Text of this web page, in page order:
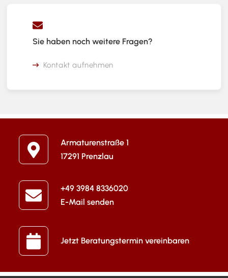
Sie haben noch weitere Fragen?
Kontakt aufnehmen
Armaturenstraße 1
17291 Prenzlau
+49 3984 8336020
E-Mail senden
Jetzt Beratungstermin vereinbaren